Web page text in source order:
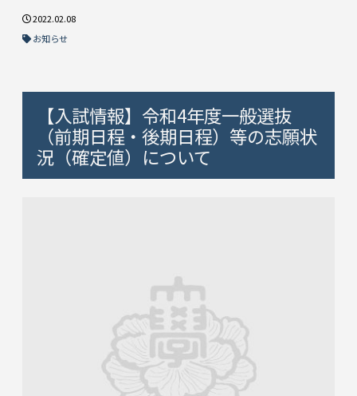
2022.02.08
お知らせ
【入試情報】令和4年度一般選抜
（前期日程・後期日程）等の志願状
況（確定値）について